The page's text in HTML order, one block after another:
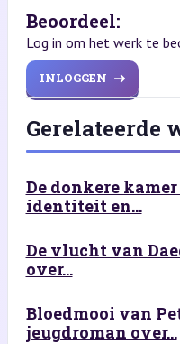
Beoordeel:
Log in om het werk te
INLOGGEN
Gerelateerde
De donkere
identiteit en...
De vlucht van
over...
Bloedmooi van
jeugdroman over...